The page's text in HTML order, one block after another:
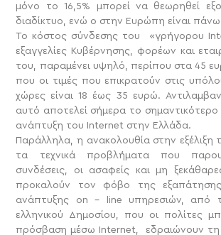
μόνο το 16,5% μπορεί να θεωρηθεί
διαδίκτυο, ενώ ο στην Ευρώπη είναι
Το κόστος σύνδεσης του «γρήγορου
εξαγγελίες Κυβέρνησης, φορέων και
του, παραμένει υψηλό, περίπου στα 45
που οι τιμές που επικρατούν στις
χώρες είναι 18 έως 35 ευρώ.
αυτό αποτελεί σήμερα το
ανάπτυξη του Internet στην Ελλάδα.
Παράλληλα, η ανακολουθία στην εξέλιξη
τα τεχνικά προβλήματα που
συνδέσεις, οι ασαφείς και μη
προκαλούν τον φόβο της
ανάπτυξης on – line υπηρεσιών, από
ελληνικού Δημοσίου, που οι πολίτες
πρόσβαση μέσω Internet, εδραιώνουν